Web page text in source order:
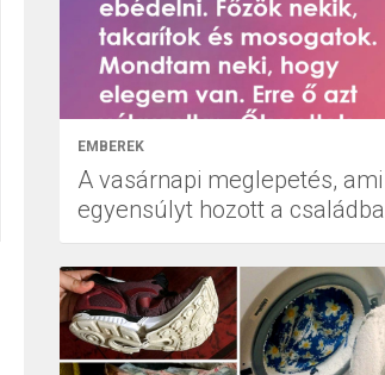
EMBEREK
A vasárnapi meglepetés, ami
egyensúlyt hozott a családba